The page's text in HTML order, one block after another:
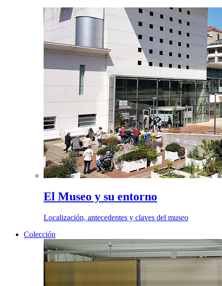
El Museo y su entorno
Localización, antecedentes y claves del museo
Colección